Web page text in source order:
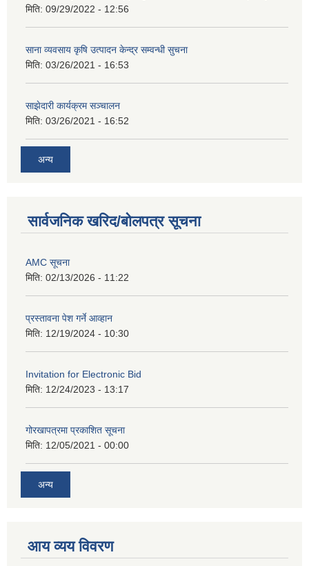
मिति: 09/29/2022 - 12:56
साना व्यवसाय कृषि उत्पादन केन्द्र सम्वन्धी सुचना
मिति: 03/26/2021 - 16:53
साझेदारी कार्यक्रम सञ्चालन
मिति: 03/26/2021 - 16:52
अन्य
सार्वजनिक खरिद/बोलपत्र सूचना
AMC सूचना
मिति: 02/13/2026 - 11:22
प्रस्तावना पेश गर्ने आव्हान
मिति: 12/19/2024 - 10:30
Invitation for Electronic Bid
मिति: 12/24/2023 - 13:17
गोरखापत्रमा प्रकाशित सूचना
मिति: 12/05/2021 - 00:00
अन्य
आय व्यय विवरण